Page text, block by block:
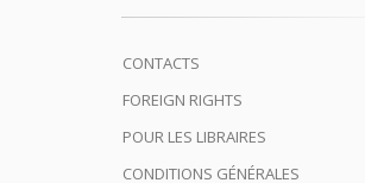
CONTACTS
FOREIGN RIGHTS
POUR LES LIBRAIRES
CONDITIONS GÉNÉRALES